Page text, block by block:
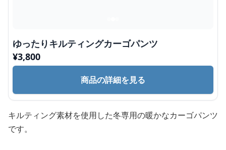
ゆったりキルティングカーゴパンツ
¥3,800
商品の詳細を見る
キルティング素材を使用した冬専用の暖かなカーゴパンツ
です。